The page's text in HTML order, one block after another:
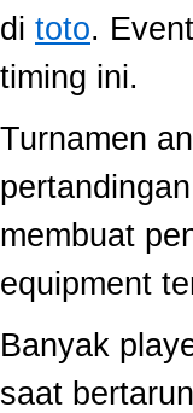
di toto.
timing ini.
Turnamen
membuat
equipment
Banyak
saat